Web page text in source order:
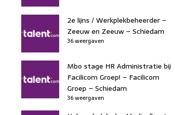
2e lijns / Werkplekbeheerder –
Zeeuw en Zeeuw – Schiedam
36 weergaven
Mbo stage HR Administratie bij
Facilicom Groep! – Facilicom
Groep – Schiedam
36 weergaven